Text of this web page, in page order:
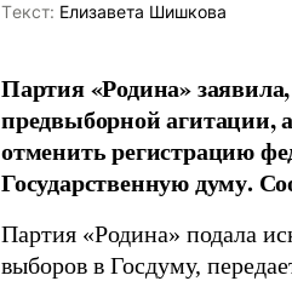
Tекст: Елизавета Шишкова
Партия «Родина»
предвыборной агитации,
отменить регистрацию
Государственную думу.
Партия «Родина» подала
выборов в Госдуму,